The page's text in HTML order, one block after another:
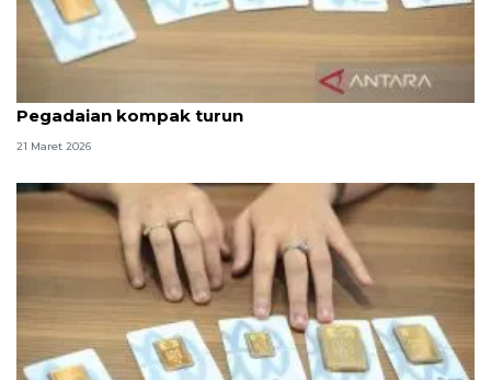
Saat Lebaran ini emas UBS dan Galeri24 di
Pegadaian kompak turun
21 Maret 2026